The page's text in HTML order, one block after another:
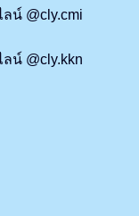
น์ @cly.cmi
น์ @cly.kkn